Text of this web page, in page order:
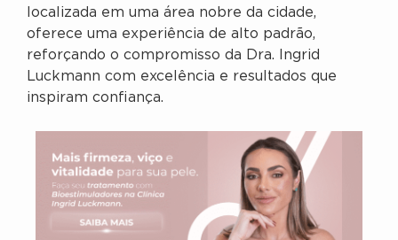
localizada em uma área nobre da cidade,
oferece uma experiência de alto padrão,
reforçando o compromisso da Dra. Ingrid
Luckmann com excelência e resultados que
inspiram confiança.